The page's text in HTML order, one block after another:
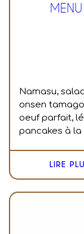
Namasu,
onsen
oeuf parfait,
pancakes à
LIRE